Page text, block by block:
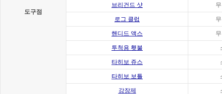
도구점
브리건드 샷
로그 클럽
핸디드 액스
투척용 횃불
타히보 쥬스
타히보 보틀
강장제